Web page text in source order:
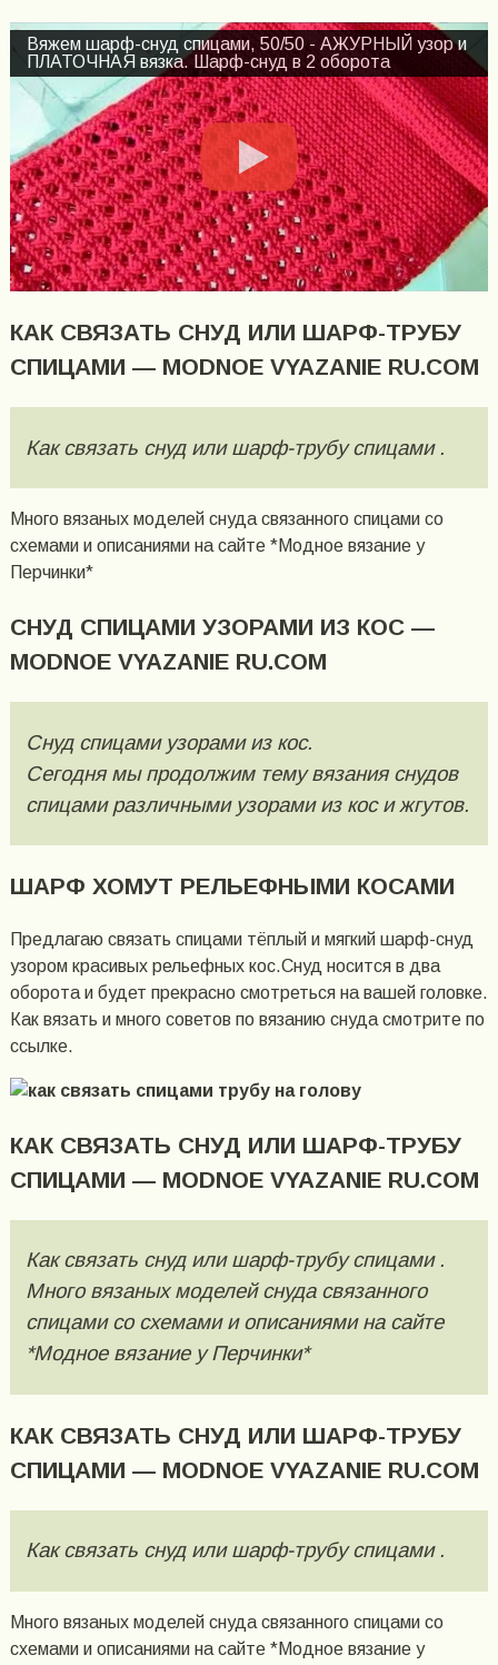
Вяжем шарф-снуд спицами, 50/50 - АЖУРНЫЙ узор и
ПЛАТОЧНАЯ вязка. Шарф-снуд в 2 оборота
КАК СВЯЗАТЬ СНУД ИЛИ ШАРФ-ТРУБУ
СПИЦАМИ — MODNOE VYAZANIE RU.COM
Как связать снуд или шарф-трубу спицами .
Много вязаных моделей снуда связанного спицами со
схемами и описаниями на сайте *Модное вязание у
Перчинки*
СНУД СПИЦАМИ УЗОРАМИ ИЗ КОС —
MODNOE VYAZANIE RU.COM
Снуд спицами узорами из кос.
Сегодня мы продолжим тему вязания снудов
спицами различными узорами из кос и жгутов.
ШАРФ ХОМУТ РЕЛЬЕФНЫМИ КОСАМИ
Предлагаю связать спицами тёплый и мягкий шарф-снуд
узором красивых рельефных кос.Снуд носится в два
оборота и будет прекрасно смотреться на вашей головке.
Как вязать и много советов по вязанию снуда смотрите по
ссылке.
КАК СВЯЗАТЬ СНУД ИЛИ ШАРФ-ТРУБУ
СПИЦАМИ — MODNOE VYAZANIE RU.COM
Как связать снуд или шарф-трубу спицами .
Много вязаных моделей снуда связанного
спицами со схемами и описаниями на сайте
*Модное вязание у Перчинки*
КАК СВЯЗАТЬ СНУД ИЛИ ШАРФ-ТРУБУ
СПИЦАМИ — MODNOE VYAZANIE RU.COM
Как связать снуд или шарф-трубу спицами .
Много вязаных моделей снуда связанного спицами со
схемами и описаниями на сайте *Модное вязание у